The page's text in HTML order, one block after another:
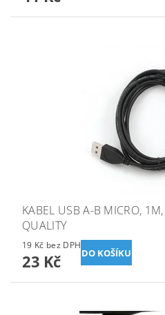
KABEL USB A-B MICRO,
QUALITY
19 Kč bez DPH
23 Kč